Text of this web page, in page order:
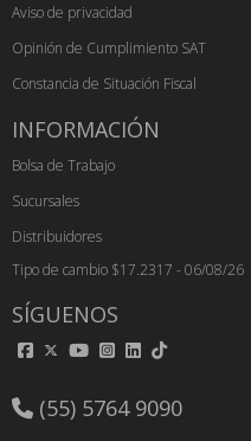
Aviso de privacidad
Opinión de Cumplimiento SAT
Constancia de Situación Fiscal
INFORMACIÓN
Bolsa de Trabajo
Sucursales
Distribuidores
Tipo de cambio $17.2317 - 06/08/26
SÍGUENOS
(55) 5764 9090